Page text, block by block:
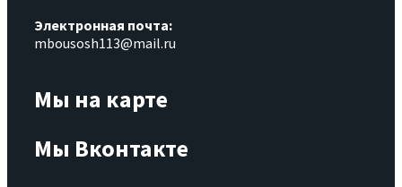
Электронная почта:
mbousosh113@mail.ru
Мы на карте
Мы Вконтакте